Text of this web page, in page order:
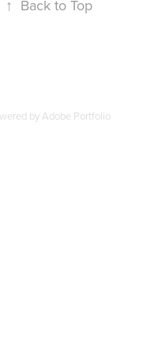
↑ Back to Top
byAdobe Portfolio